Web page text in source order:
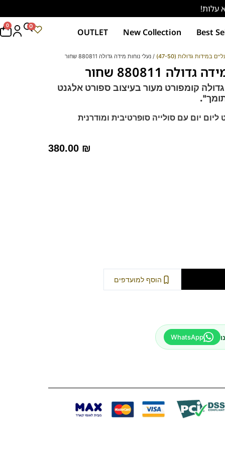
Best
New Collection
OUTLET
0 0
במידות גדולות (47-50) / נעלי נוחות מידה גדולה 880811 שחור
880811 שחור
גדולה קומפורט מעור בעיצוב ספורט אלגנט
ליום יום עם סולייה סופרטיבית ומודרנית
בנראות כמעט ובלתי נראית לעין.
וסופגות זיעה.
39-46 – לחצו כאן
380.00 ₪
הוסף למועדפים
WhatsApp